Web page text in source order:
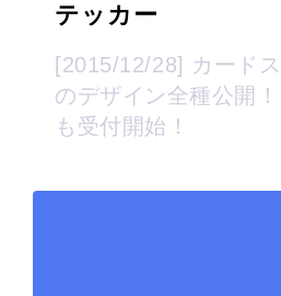
テッカー
[2015/12/28] カード
のデザイン全種公開
も受付開始！